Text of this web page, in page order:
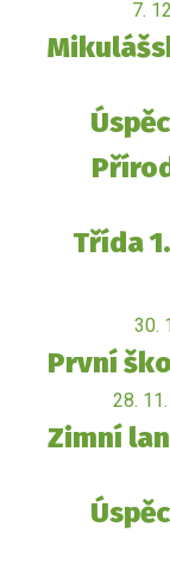
7.
Třída
30.
První
28.
Zimní